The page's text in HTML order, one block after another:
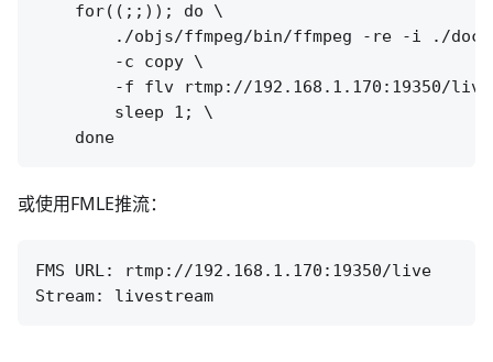
    for((;;)); do \
./objs/ffmpeg/bin/ffmpeg -re -i ./
        -c copy \
-f flv rtmp://192.168.1.170:19350/
        sleep 1; \
或使用FMLE推流：
FMS URL: rtmp://192.168.1.170:19350/live